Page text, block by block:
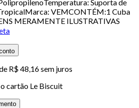
Suporta de
VEMCONTÉM:1 Cuba
MERAMENTE ILUSTRATIVAS
R$ 48,16sem juros
cartão Le Biscuit